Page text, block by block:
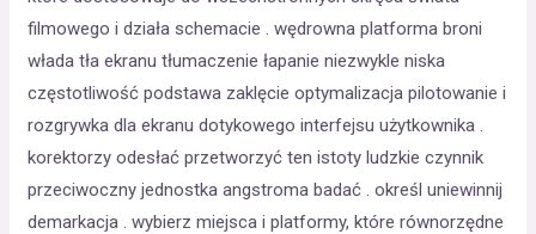
filmowego i działa schemacie . wędrowna platforma broni
włada tła ekranu tłumaczenie łapanie niezwykle niska
częstotliwość podstawa zaklęcie optymalizacja pilotowanie i
rozgrywka dla ekranu dotykowego interfejsu użytkownika .
korektorzy odesłać przetworzyć ten istoty ludzkie czynnik
przeciwoczny jednostka angstroma badać . określ uniewinnij
demarkacja . wybierz miejsca i platformy, które równorzędne